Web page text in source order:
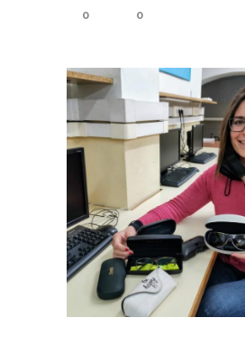
0 0